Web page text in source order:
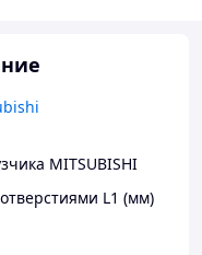
MITSUBISHI
L1 (мм)